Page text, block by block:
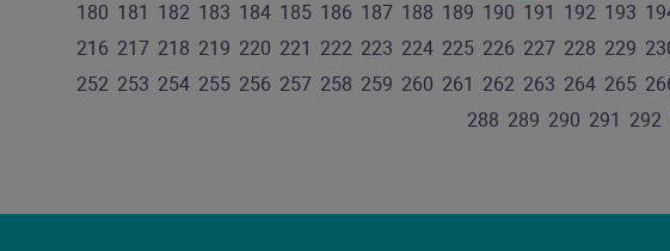
180 181 182 183 184 185 186 187 188 189 190 191 192 193
216 217 218 219 220 221 222 223 224 225 226 227 228 229
252 253 254 255 256 257 258 259 260 261 262 263 264 265
288 289 290 291 292